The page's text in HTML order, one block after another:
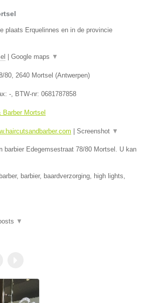
plaats Erquelinnes en in de provincie
Google maps ▼
80, 2640 Mortsel (Antwerpen)
-, BTW-nr: 0681787858
Barber Mortsel
Screenshot ▼
barbier Edegemsestraat 78/80 Mortsel. U kan
barbier, baardverzorging, high lights,
▼